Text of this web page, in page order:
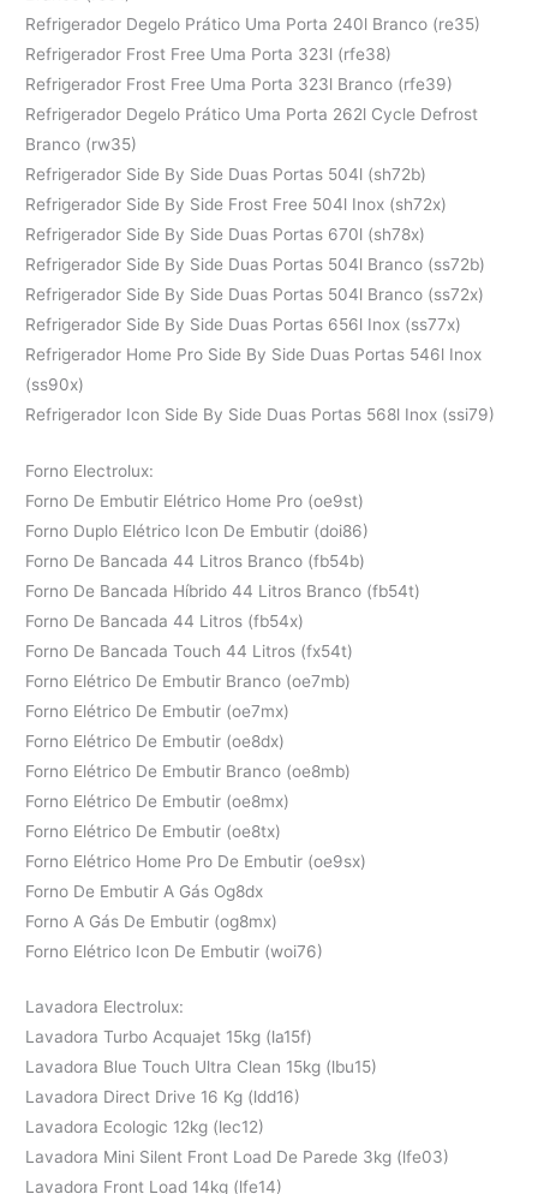
Refrigerador Degelo Prático Uma Porta 240l Branco (re35)
Refrigerador Frost Free Uma Porta 323l (rfe38)
Refrigerador Frost Free Uma Porta 323l Branco (rfe39)
Refrigerador Degelo Prático Uma Porta 262l Cycle Defrost
Branco (rw35)
Refrigerador Side By Side Duas Portas 504l (sh72b)
Refrigerador Side By Side Frost Free 504l Inox (sh72x)
Refrigerador Side By Side Duas Portas 670l (sh78x)
Refrigerador Side By Side Duas Portas 504l Branco (ss72b)
Refrigerador Side By Side Duas Portas 504l Branco (ss72x)
Refrigerador Side By Side Duas Portas 656l Inox (ss77x)
Refrigerador Home Pro Side By Side Duas Portas 546l Inox
(ss90x)
Refrigerador Icon Side By Side Duas Portas 568l Inox (ssi79)
Forno Electrolux:
Forno De Embutir Elétrico Home Pro (oe9st)
Forno Duplo Elétrico Icon De Embutir (doi86)
Forno De Bancada 44 Litros Branco (fb54b)
Forno De Bancada Híbrido 44 Litros Branco (fb54t)
Forno De Bancada 44 Litros (fb54x)
Forno De Bancada Touch 44 Litros (fx54t)
Forno Elétrico De Embutir Branco (oe7mb)
Forno Elétrico De Embutir (oe7mx)
Forno Elétrico De Embutir (oe8dx)
Forno Elétrico De Embutir Branco (oe8mb)
Forno Elétrico De Embutir (oe8mx)
Forno Elétrico De Embutir (oe8tx)
Forno Elétrico Home Pro De Embutir (oe9sx)
Forno De Embutir A Gás Og8dx
Forno A Gás De Embutir (og8mx)
Forno Elétrico Icon De Embutir (woi76)
Lavadora Electrolux:
Lavadora Turbo Acquajet 15kg (la15f)
Lavadora Blue Touch Ultra Clean 15kg (lbu15)
Lavadora Direct Drive 16 Kg (ldd16)
Lavadora Ecologic 12kg (lec12)
Lavadora Mini Silent Front Load De Parede 3kg (lfe03)
Lavadora Front Load 14kg (lfe14)